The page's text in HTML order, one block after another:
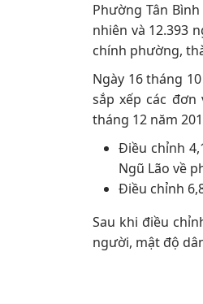
Phường Tân
nhiên và 12.393
chính phường,
Ngày 16 tháng
sắp xếp các
tháng 12 năm
Điều chỉnh
Ngũ Lão về
Điều chỉnh
Sau khi điều
người, mật độ